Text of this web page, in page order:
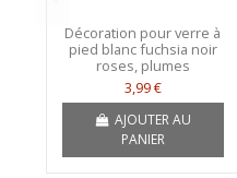
Décoration pour verre à
pied blanc fuchsia noir
roses, plumes
3,99 €
AJOUTER AU
PANIER